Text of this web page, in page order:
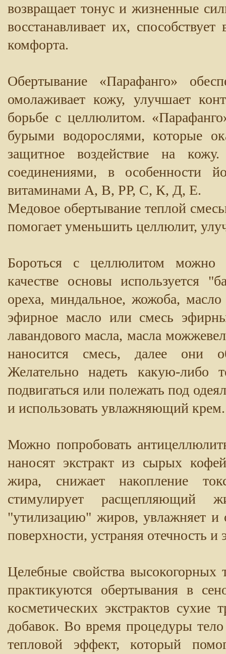
возвращает тонус и жизненные
восстанавливает их,
комфорта.
Обертывание «Парафанго»
омолаживает кожу, улучшает
борьбе с целлюлитом.
бурыми водорослями, которые
защитное воздействие на
соединениями, в особенности
витаминами А, В, РР, С, К, Д, Е.
Медовое обертывание теплой
помогает уменьшить целлюлит,
Бороться с целлюлитом можно
качестве основы используется
ореха, миндальное, жожоба,
эфирное масло или смесь
лавандового масла, масла
наносится смесь, далее они
Желательно надеть какую-
подвигаться или полежать под
и использовать увлажняющий крем.
Можно попробовать
наносят экстракт из сырых
жира, снижает накопление
стимулирует расщепляющий
"утилизацию" жиров, увлажняет и
поверхности, устраняя отечность
Целебные свойства
практикуются обертывания в
косметических экстрактов
добавок. Во время процедуры тело
тепловой эффект, который